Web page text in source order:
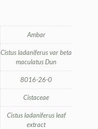
Ambar
Cistus ladaniferus var beta
maculatus Dun
8016-26-0
Cistaceae
Cistus ladaniferus leaf
extract